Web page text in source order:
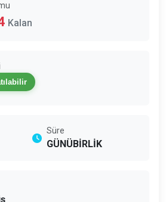
Kalan
Süre
GÜNÜBİRLİK